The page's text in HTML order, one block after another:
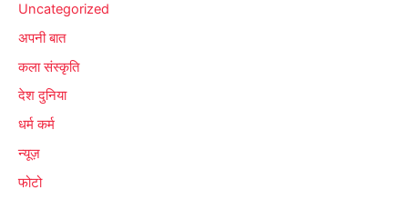
Uncategorized
अपनी बात
कला संस्कृति
देश दुनिया
धर्म कर्म
न्यूज़
फोटो